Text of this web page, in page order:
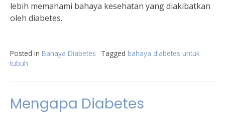
lebih memahami bahaya kesehatan yang diakibatkan
oleh diabetes.
Posted in Bahaya Diabetes Tagged bahaya diabetes untuk
tubuh
Mengapa Diabetes